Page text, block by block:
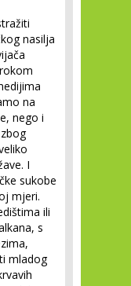
nasilja
na
nego i
I
sukobe
mjeri.
ili
s
mladog